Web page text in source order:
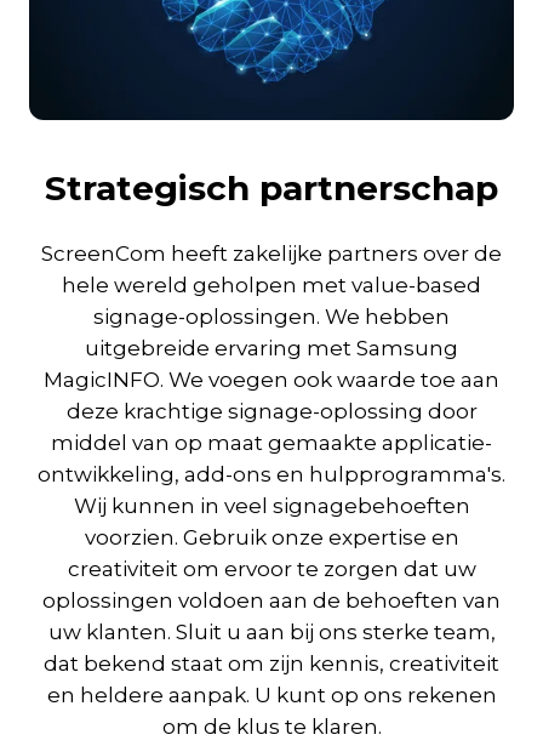
Strategisch partnerschap
ScreenCom heeft zakelijke partners over de
hele wereld geholpen met value-based
signage-oplossingen. We hebben
uitgebreide ervaring met Samsung
MagicINFO. We voegen ook waarde toe aan
deze krachtige signage-oplossing door
middel van op maat gemaakte applicatie-
ontwikkeling, add-ons en hulpprogramma's.
Wij kunnen in veel signagebehoeften
voorzien. Gebruik onze expertise en
creativiteit om ervoor te zorgen dat uw
oplossingen voldoen aan de behoeften van
uw klanten. Sluit u aan bij ons sterke team,
dat bekend staat om zijn kennis, creativiteit
en heldere aanpak. U kunt op ons rekenen
om de klus te klaren.